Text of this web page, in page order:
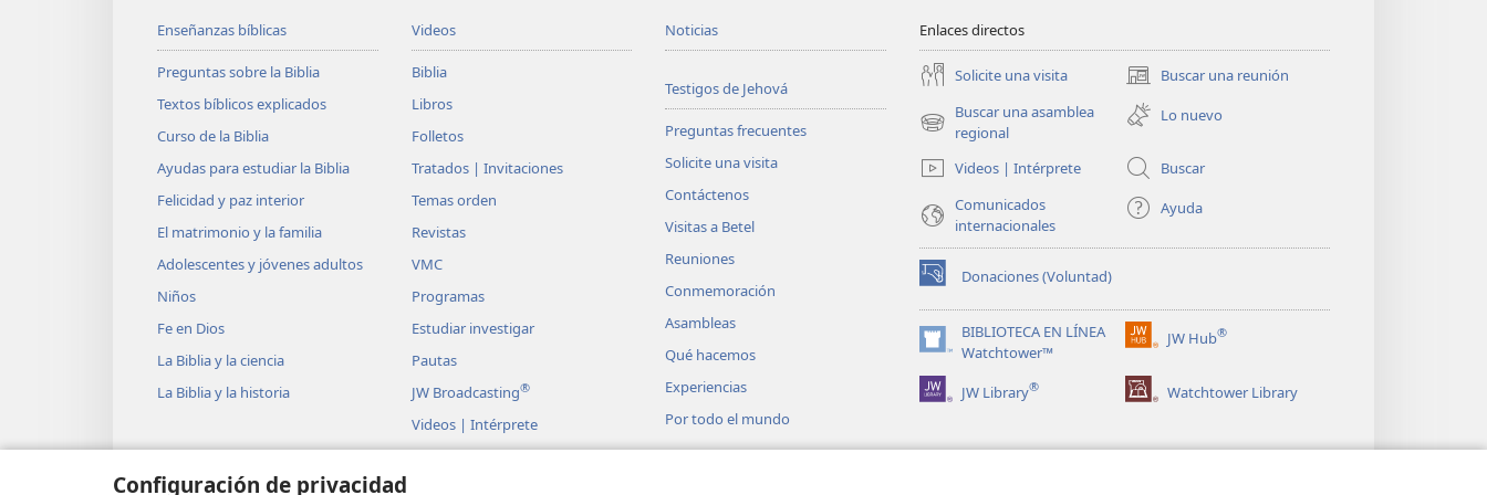
Configuración de privacidad
subiste e hiciste espacio en tu cama.
Hiciste un pacto con ellos.
Te encantaba compartir la cama con ellos, +
y contemplabas el miembro masculino.
9 Y bajaste hacia Mélec*con aceite
y con muchos perfumes.
Enviaste lejos a tus mensajeros,
de modo que bajaste a la Tumba.
10
Te agotaste siguiendo tus muchos caminos,
pero nunca dijiste ‘¡Es inútil!’.
Recuperaste las fuerzas.
Por eso no te rindes. *
11 ¿De quién tuviste tanto miedo y terror
que te pusiste a mentir?
Enseñanzas bíblicas
Preguntas sobre la Biblia
Textos bíblicos explicados
Curso de la Biblia
Ayudas para estudiar la Biblia
Felicidad y paz interior
El matrimonio y la familia
Adolescentes y jóvenes adultos
Niños
Fe en Dios
La Biblia y la ciencia
La Biblia y la historia
Videos
Biblia
Libros
Folletos
Tratados | Invitaciones
Temas orden
Revistas
VMC
Programas
Estudiar investigar
Pautas
JW Broadcasting®
Videos | Intérprete
Música
Noticias
Testigos de Jehová
Preguntas frecuentes
Solicite una visita
Contáctenos
Visitas a Betel
Reuniones
Conmemoración
Asambleas
Qué hacemos
Experiencias
Por todo el mundo
Enlaces directos
Solicite una visita Buscar una reunión
(abre
una
nueva
Buscar una asamblea
regional
(abre
nueva
ventana)
Lo nuevo
Videos | Intérprete
Buscar
Comunicados
internacionales
Ayuda
Donaciones (Voluntad)
(abre
una
nueva
ventana)
BIBLIOTECA EN LÍNEA
Watchtower™
(abre
una
nueva
JW Hub®
(abre
nueva
JW Library® Watchtower Library